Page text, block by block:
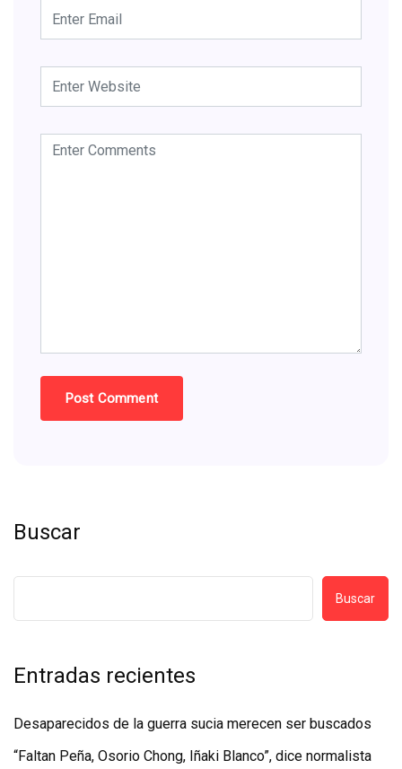
Buscar
Buscar
Entradas recientes
Desaparecidos de la guerra sucia merecen ser buscados
“Faltan Peña, Osorio Chong, Iñaki Blanco”, dice normalista